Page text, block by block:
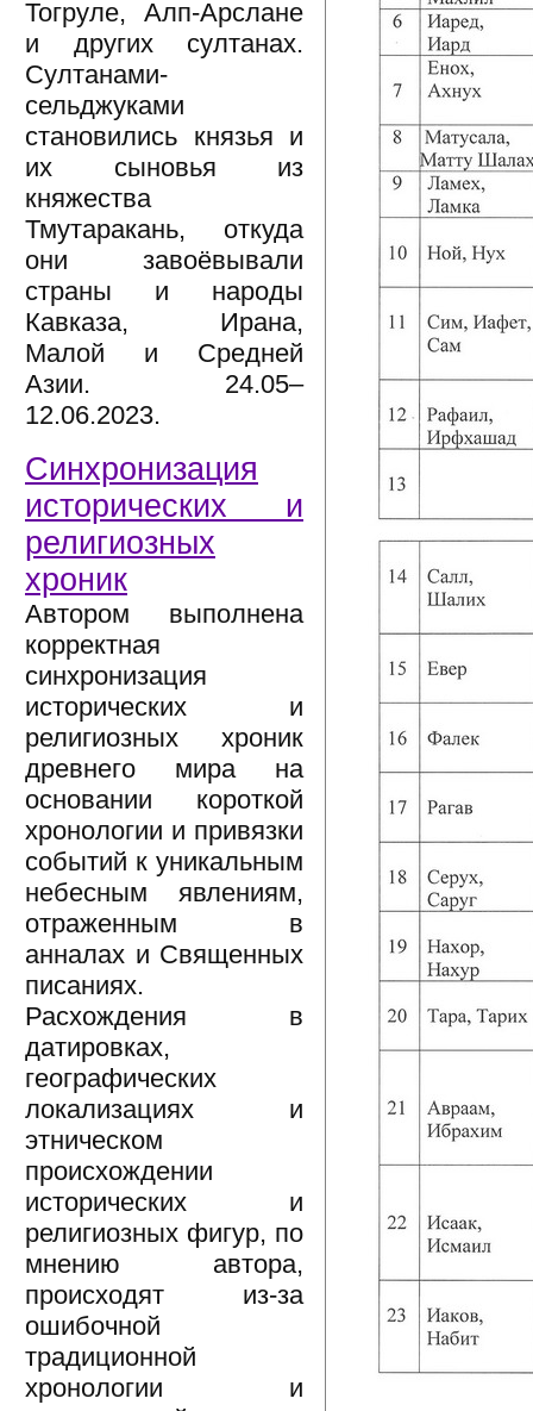
Тогруле, Алп-Арслане
и других султанах.
Султанами-
сельджуками
становились князья и
их сыновья из
княжества
Тмутаракань, откуда
они завоёвывали
страны и народы
Кавказа, Ирана,
Малой и Средней
Азии. 24.05–
12.06.2023.
Синхронизация
исторических и
религиозных
хроник
Автором выполнена
корректная
синхронизация
исторических и
религиозных хроник
древнего мира на
основании короткой
хронологии и привязки
событий к уникальным
небесным явлениям,
отраженным в
анналах и Священных
писаниях.
Расхождения в
датировках,
географических
локализациях и
этническом
происхождении
исторических и
религиозных фигур, по
мнению автора,
происходят из-за
ошибочной
традиционной
хронологии и